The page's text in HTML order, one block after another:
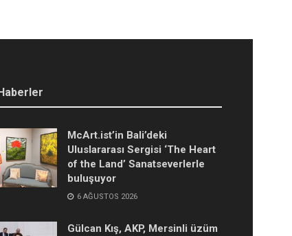
McArt.ist’in Bali’deki
Uluslararası Sergisi ‘The Heart
of the Land’ Sanatseverlerle
buluşuyor
6 AĞUSTOS 2026
Gülcan Kış, AKP, Mersinli üzüm